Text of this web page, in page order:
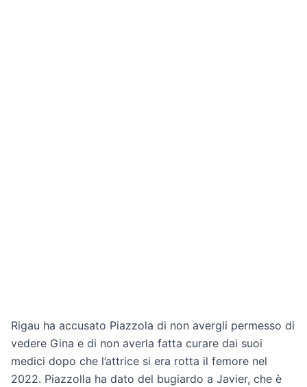
Rigau ha accusato Piazzola di non avergli permesso di
vedere Gina e di non averla fatta curare dai suoi
medici dopo che l’attrice si era rotta il femore nel
2022. Piazzolla ha dato del bugiardo a Javier, che è